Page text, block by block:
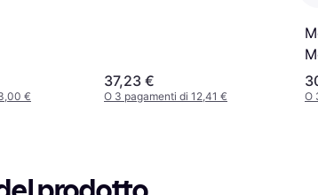
€
37,23 €
O 3 pagamenti di 12,41 € O